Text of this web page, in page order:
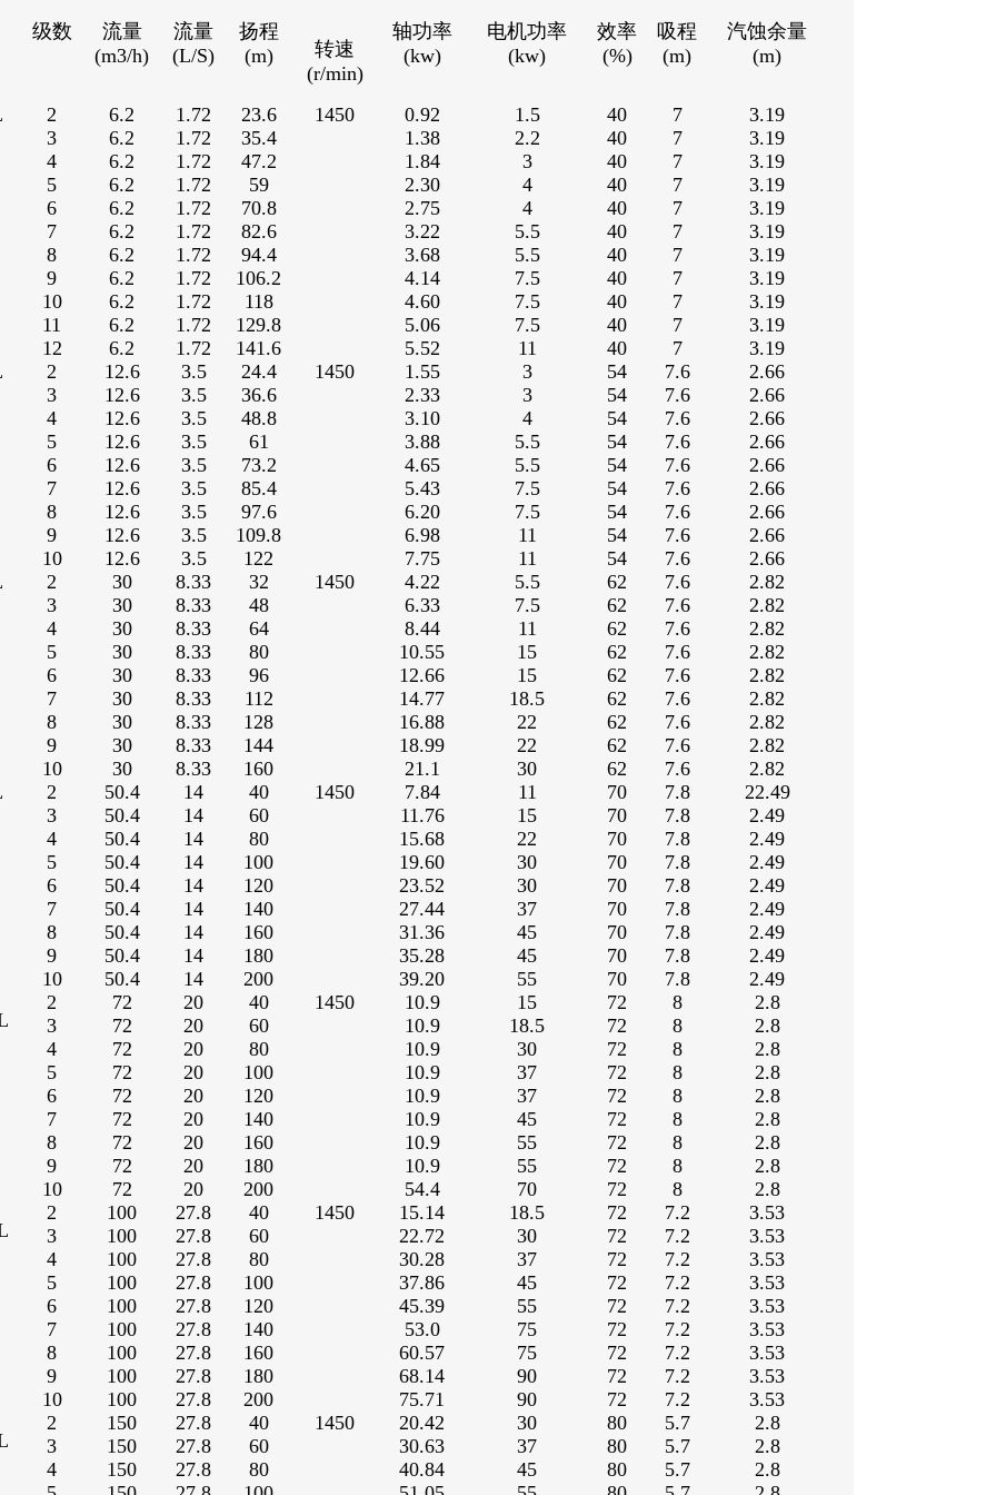
级数
流量
(m3/h)
流量
(L/S)
扬程
(m)
转速
(r/min)
轴功率
(kw)
电机功率
(kw)
效率
(%)
吸程
(m)
汽蚀余量
(m)
2 6.2 1.72 23.6 1450 0.92 1.5 40 7
3.19
3
6.2 1.72 35.4 1.38 2.2 40 7
3.19
4
6.2 1.72 47.2 1.84 3 40 7
3.19
5
6.2 1.72 59 2.30 4 40 7
3.19
6
6.2 1.72 70.8 2.75 4 40 7
3.19
7
6.2 1.72 82.6 3.22 5.5 40 7
3.19
8
6.2 1.72 94.4 3.68 5.5 40 7
3.19
9
6.2 1.72 106.2 4.14 7.5 40 7
3.19
10
6.2 1.72 118 4.60 7.5 40 7
3.19
11
6.2 1.72 129.8 5.06 7.5 40 7
3.19
12
6.2 1.72 141.6 5.52 11 40 7
3.19
2 12.6 3.5 24.4 1450 1.55 3 54 7.6
2.66
3
12.6 3.5 36.6 2.33 3 54 7.6
2.66
4
12.6 3.5 48.8 3.10 4 54 7.6
2.66
5
12.6 3.5 61 3.88 5.5 54 7.6
2.66
6
12.6 3.5 73.2 4.65 5.5 54 7.6
2.66
7
12.6 3.5 85.4 5.43 7.5 54 7.6
2.66
8
12.6 3.5 97.6 6.20 7.5 54 7.6
2.66
9
12.6 3.5 109.8 6.98 11 54 7.6
2.66
10
12.6 3.5 122 7.75 11 54 7.6
2.66
2 30 8.33 32 1450 4.22 5.5 62 7.6
2.82
3
30 8.33 48 6.33 7.5 62 7.6
2.82
4
30 8.33 64 8.44 11 62 7.6
2.82
5
30 8.33 80 10.55 15 62 7.6
2.82
6
30 8.33 96 12.66 15 62 7.6
2.82
7
30 8.33 112 14.77 18.5 62 7.6
2.82
8
30 8.33 128 16.88 22 62 7.6
2.82
9
30 8.33 144 18.99 22 62 7.6
2.82
10
30 8.33 160 21.1 30 62 7.6
2.82
2 50.4 14 40 1450 7.84 11 70 7.8
22.49
3
50.4 14 60 11.76 15 70 7.8
2.49
4
50.4 14 80 15.68 22 70 7.8
2.49
5
50.4 14 100 19.60 30 70 7.8
2.49
6
50.4 14 120 23.52 30 70 7.8
2.49
7
50.4 14 140 27.44 37 70 7.8
2.49
8
50.4 14 160 31.36 45 70 7.8
2.49
9
50.4 14 180 35.28 45 70 7.8
2.49
10
50.4 14 200 39.20 55 70 7.8
2.49
2 72 20 40 1450 10.9 15 72 8
2.8
3
72 20 60 10.9 18.5 72 8
2.8
4
72 20 80 10.9 30 72 8
2.8
5
72 20 100 10.9 37 72 8
2.8
6
72 20 120 10.9 37 72 8
2.8
7
72 20 140 10.9 45 72 8
2.8
8
72 20 160 10.9 55 72 8
2.8
9
72 20 180 10.9 55 72 8
2.8
10
72 20 200 54.4 70 72 8
2.8
2 100 27.8 40 1450 15.14 18.5 72 7.2
3.53
3
100 27.8 60 22.72 30 72 7.2
3.53
4
100 27.8 80 30.28 37 72 7.2
3.53
5
100 27.8 100 37.86 45 72 7.2
3.53
6
100 27.8 120 45.39 55 72 7.2
3.53
7
100 27.8 140 53.0 75 72 7.2
3.53
8
100 27.8 160 60.57 75 72 7.2
3.53
9
100 27.8 180 68.14 90 72 7.2
3.53
10
100 27.8 200 75.71 90 72 7.2
3.53
2 150 27.8 40 1450 20.42 30 80 5.7
2.8
3
150 27.8 60 30.63 37 80 5.7
2.8
4
150 27.8 80 40.84 45 80 5.7
2.8